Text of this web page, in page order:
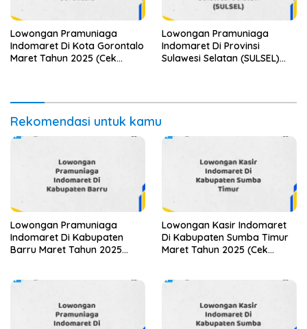
Lowongan Pramuniaga
Indomaret Di Kota Gorontalo
Maret Tahun 2025 (Cek
Lowongan Pramuniaga
Indomaret Di Provinsi
Sulawesi Selatan (SULSEL)
Rekomendasi untuk kamu
Lowongan Pramuniaga
Indomaret Di Kabupaten
Barru Maret Tahun 2025
Lowongan Kasir Indomaret
Di Kabupaten Sumba Timur
Maret Tahun 2025 (Cek